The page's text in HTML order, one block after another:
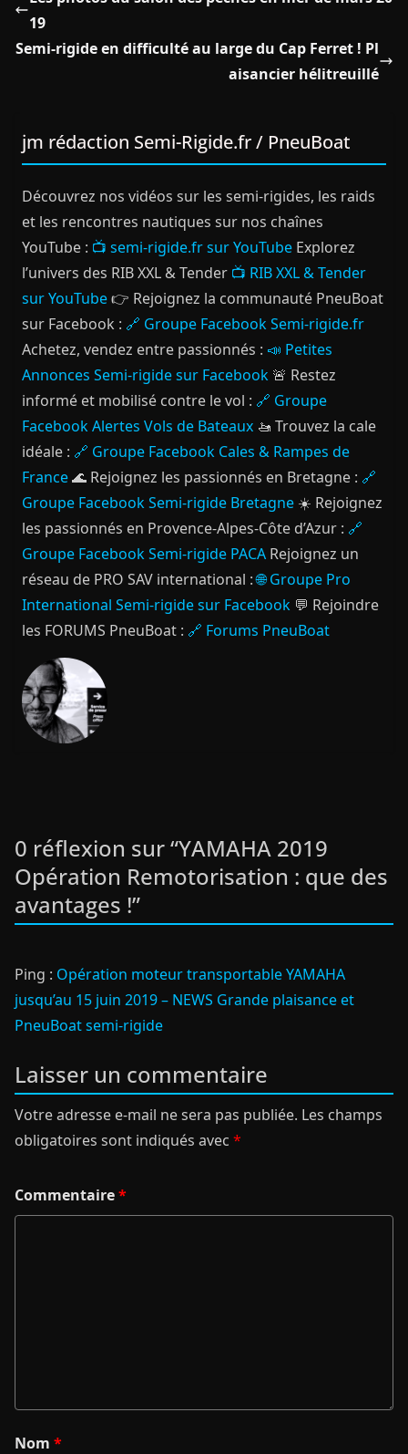
19
Semi-rigide en difficulté au large du Cap Ferret ! Pl
aisancier hélitreuillé
jm rédaction Semi-Rigide.fr / PneuBoat
Découvrez nos vidéos sur les semi-rigides, les raids
et les rencontres nautiques sur nos chaînes
YouTube : 📺 semi-rigide.fr sur YouTube Explorez
l’univers des RIB XXL & Tender 📺 RIB XXL & Tender
sur YouTube👉 Rejoignez la communauté PneuBoat
sur Facebook : 🔗 Groupe Facebook Semi-rigide.fr
Achetez, vendez entre passionnés : 📣 Petites
Annonces Semi-rigide sur Facebook 🚨 Restez
informé et mobilisé contre le vol : 🔗 Groupe
Facebook Alertes Vols de Bateaux 🚤 Trouvez la cale
idéale : 🔗 Groupe Facebook Cales & Rampes de
France🌊 Rejoignez les passionnés en Bretagne : 🔗
Groupe Facebook Semi-rigide Bretagne ☀️ Rejoignez
les passionnés en Provence-Alpes-Côte d’Azur : 🔗
Groupe Facebook Semi-rigide PACA Rejoignez un
réseau de PRO SAV international :🌐 Groupe Pro
International Semi-rigide sur Facebook 💬 Rejoindre
les FORUMS PneuBoat : 🔗 Forums PneuBoat
0 réflexion sur “YAMAHA 2019
Opération Remotorisation : que des
avantages !”
Ping : Opération moteur transportable YAMAHA
jusqu’au 15 juin 2019 – NEWS Grande plaisance et
PneuBoat semi-rigide
Laisser un commentaire
Votre adresse e-mail ne sera pas publiée. Les champs
obligatoires sont indiqués avec *
Commentaire*
Nom *